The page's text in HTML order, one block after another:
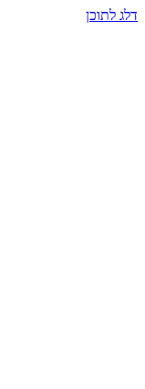
דלג לתוכן